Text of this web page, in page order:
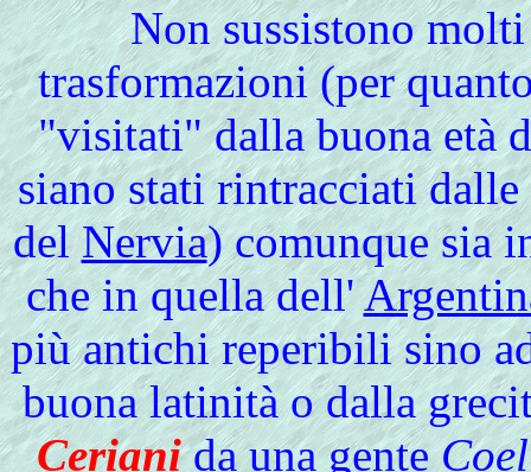
Nonsussistono
trasformazioni (per
"visitati" dalla buona età
siano stati rintracciati
delNervia) comunque sia
che in quella dell'
più antichi reperibili sino
buona latinità o dalla
Cerianida una gente